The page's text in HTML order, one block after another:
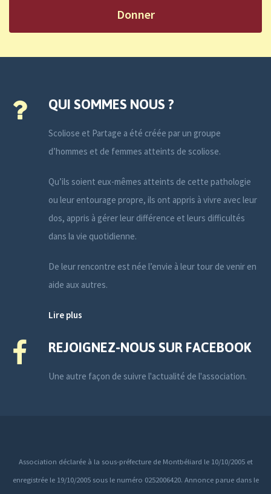
Donner
QUI SOMMES NOUS ?
Scoliose et Partage a été créée par un groupe
d’hommes et de femmes atteints de scoliose.
Qu’ils soient eux-mêmes atteints de cette pathologie
ou leur entourage propre, ils ont appris à vivre avec leur
dos, appris à gérer leur différence et leurs difficultés
dans la vie quotidienne.
De leur rencontre est née l’envie à leur tour de venir en
aide aux autres.
Lire plus
REJOIGNEZ-NOUS SUR FACEBOOK
Une autre façon de suivre l'actualité de l'association.
Association déclarée à la sous-préfecture de Montbéliard le 10/10/2005 et
enregistrée le 19/10/2005 sous le numéro 0252006420. Annonce parue dans le